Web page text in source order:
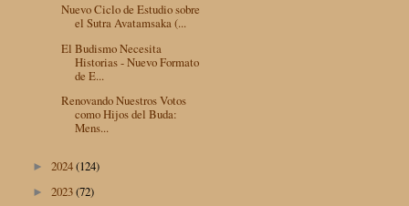
Nuevo Ciclo de Estudio sobre
el Sutra Avatamsaka (...
El Budismo Necesita
Historias - Nuevo Formato
de E...
Renovando Nuestros Votos
como Hijos del Buda:
Mens...
► 2024(124)
► 2023(72)